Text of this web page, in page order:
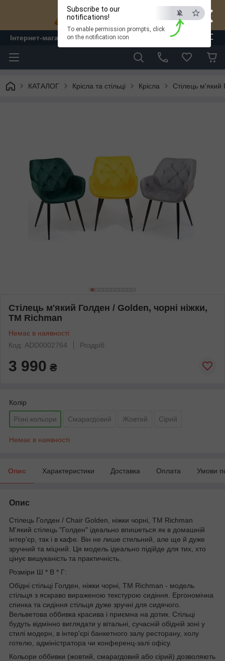
×
ESC
Subscribe to our
notifications!
To enable permission prompts, click
on the notification icon
Інтернет-магазин "ЛАМ" - меблі
КАТАЛОГ Крісла та стільці Крісла Стілець м'який
Стілець м'який Голден / Golden, чорні ніжки,
TM Richman
Немає в наявності
Код: ADD0002764
Роздріб
3 990 ₴
Колір
Різні кольори Смарагдовий Жовтий Сірий
Немає в наявності
Опис Характеристики Доставка Оплата Умови
Опис
Стілець Голден / Chair Golden, ніжки чорні, TM Richman
М'який стілець "Голден" ідеально впишеться як в домашній
інтер'єр, так і в кафе. Він не лише стильний, але ще й дуже
зручний та міцний. Ця модель ідеально підійде для тих, хто
цінує вишуканість та практичність.
Розміри Ш * В * Г:
Обідні стільці Голден, ніжки чорні, TM Richman - модель
стільця з яскраво вираженою текстурою сидіння. Ергономічна
спинка та сидіння стільця дуже зручні для сидячого.
Вельветова оббивка красива і приємна на дотик. Стільці
будуть відмінно виглядати у вітальні, сучасній обідній зоні у
стилі модерн, в інтер'єрі банкетного залу ресторану, холу
готелю, адміністратора чи конференц-залі офісу.
Кольори оббивки (жовтий, смарагдовий або сірий) дозволяють